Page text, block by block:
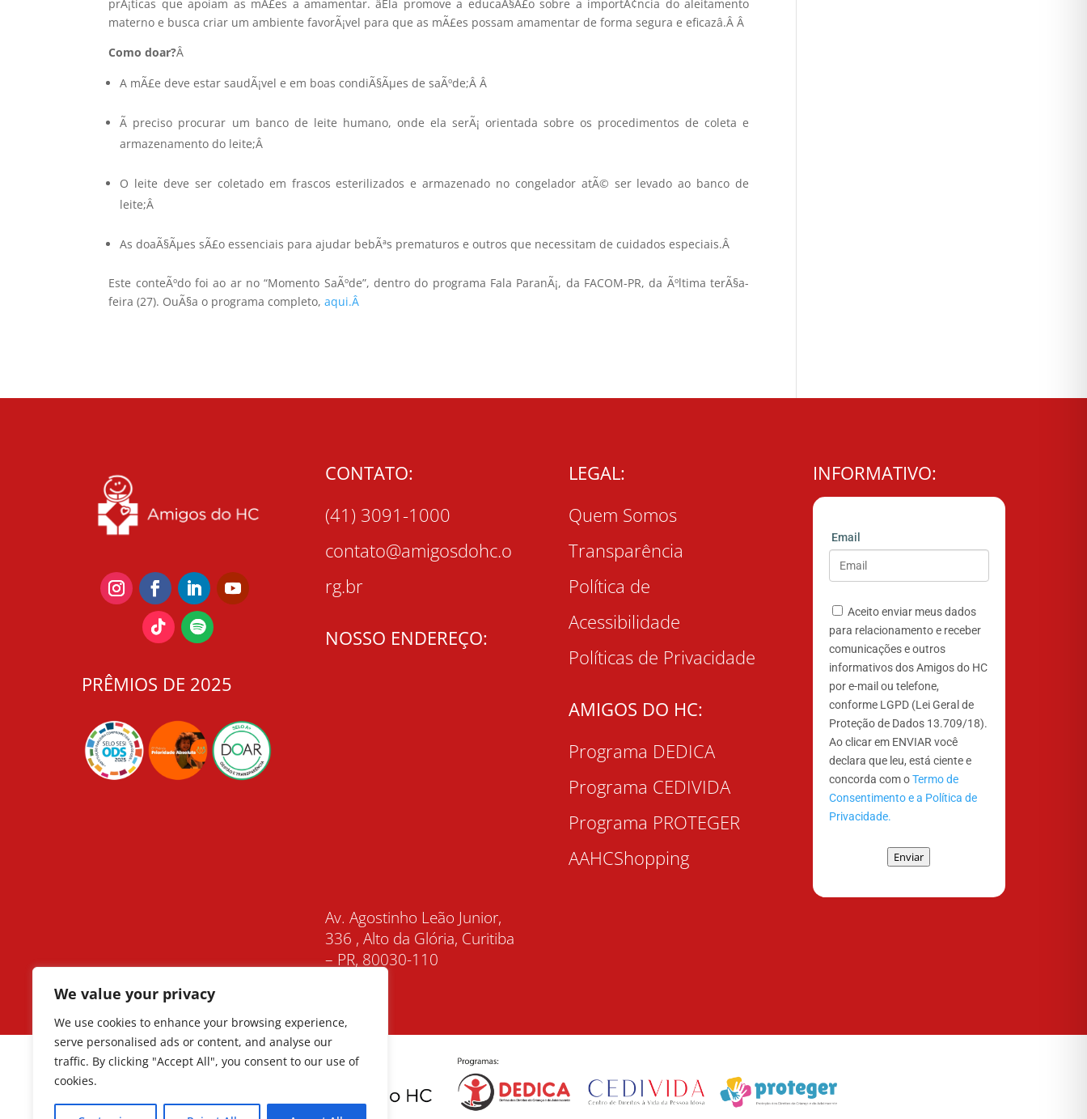
We value your privacy
We use cookies to enhance your browsing experience,
serve personalised ads or content, and analyse our
traffic. By clicking "Accept All", you consent to our use of
cookies.
prÃ¡ticas que apoiam as mÃ£es a amamentar. âEla promove a educaÃ§Ã£o sobre a importÃ¢ncia do aleitamento
materno e busca criar um ambiente favorÃ¡vel para que as mÃ£es possam amamentar de forma segura e eficazâ.ÂÂ
Como doar?Â
A mÃ£e deve estar saudÃ¡vel e em boas condiÃ§Ãµes de saÃºde;ÂÂ
Ã preciso procurar um banco de leite humano, onde ela serÃ¡ orientada sobre os procedimentos de coleta e
armazenamento do leite;Â
O leite deve ser coletado em frascos esterilizados e armazenado no congelador atÃ© ser levado ao banco de
leite;Â
As doaÃ§Ãµes sÃ£o essenciais para ajudar bebÃªs prematuros e outros que necessitam de cuidados especiais.Â
Este conteÃºdo foi ao ar no “Momento SaÃºde”, dentro do programa Fala ParanÃ¡, da FACOM-PR, da Ãºltima terÃ§a-
feira (27). OuÃ§a o programa completo,aqui.Â
PRÊMIOS DE 2025
CONTATO:
(41) 3091-1000
contato@amigosdohc.o
rg.br
NOSSO ENDEREÇO:
Av. Agostinho Leão Junior,
336 , Alto da Glória, Curitiba
– PR, 80030-110
LEGAL:
Quem Somos
Transparência
Política de
Acessibilidade
Políticas de Privacidade
AMIGOS DO HC:
Programa DEDICA
Programa CEDIVIDA
Programa PROTEGER
AAHCShopping
INFORMATIVO:
Email
Aceito enviar meus dados
para relacionamento e receber
comunicações e outros
informativos dos Amigos do HC
por e-mail ou telefone,
conforme LGPD (Lei Geral de
Proteção de Dados 13.709/18).
Ao clicar em ENVIAR você
declara que leu, está ciente e
concorda com oTermo de
Consentimento e a Política de
Privacidade.
Enviar